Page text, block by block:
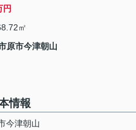
円
㎡
原市今津朝山
情報
今津朝山